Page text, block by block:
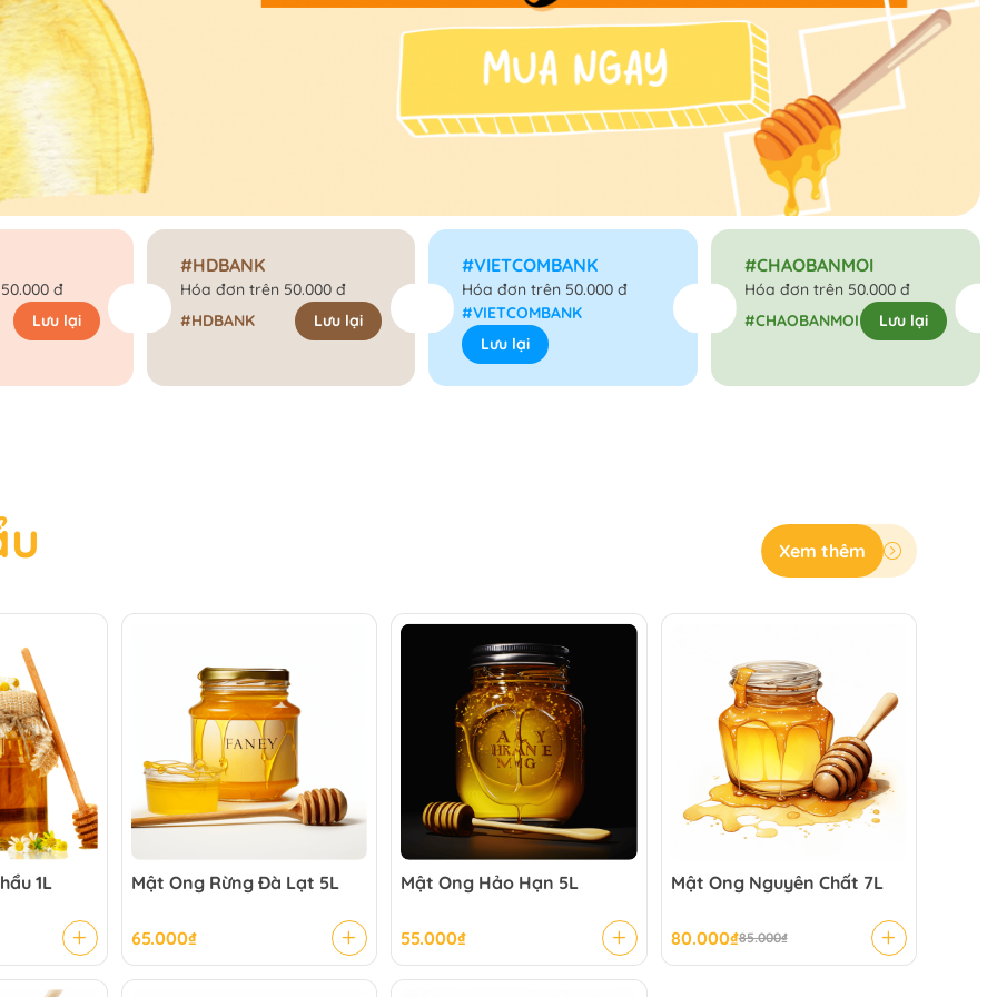
đ
Lưu lại
#HDBANK
Hóa đơn trên 50.000 đ
#HDBANK
Lưu lại
#VIETCOMBANK
Hóa đơn trên 50.000 đ
#VIETCOMBANK
Lưu lại
#CHAOBANMOI
Hóa đơn trên 50.000 đ
#CHAOBANMOI
Lưu lại
u Xem thêm
1L Mật Ong Rừng Đà Lạt 5L
65.000₫
Mật Ong Hảo Hạn 5L
55.000₫
Mật Ong Nguyên Chất 7L
80.000₫85.000₫